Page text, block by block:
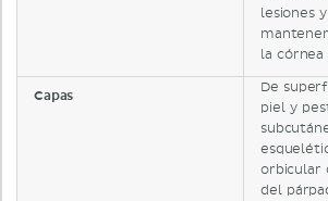
lesiones
la córnea
Capas
De
piel y
orbicular
del